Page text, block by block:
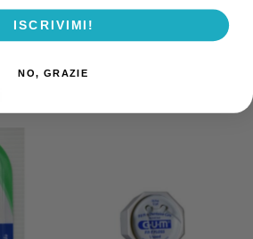
ISCRIVIMI!
NO, GRAZIE